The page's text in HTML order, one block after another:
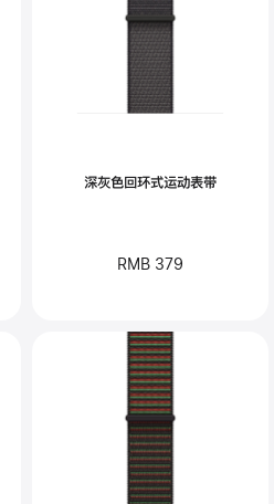
深灰色回环式运动表带
RMB 379